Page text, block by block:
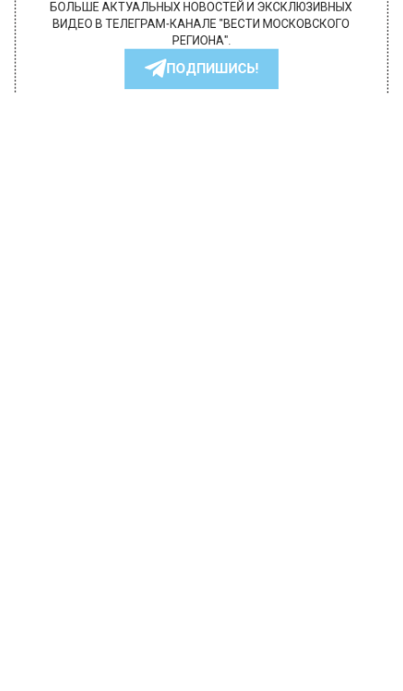
БОЛЬШЕ АКТУАЛЬНЫХ НОВОСТЕЙ И ЭКСКЛЮЗИВНЫХ
ВИДЕО В ТЕЛЕГРАМ-КАНАЛЕ "ВЕСТИ МОСКОВСКОГО
РЕГИОНА".
ПОДПИШИСЬ!